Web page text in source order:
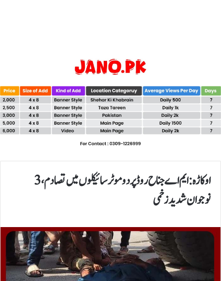
اوکاڑہ: ایم اے جناح روڈ پر دو موٹرسائیکلوں میں تصادم، 3
نوجوان شدید زخمی